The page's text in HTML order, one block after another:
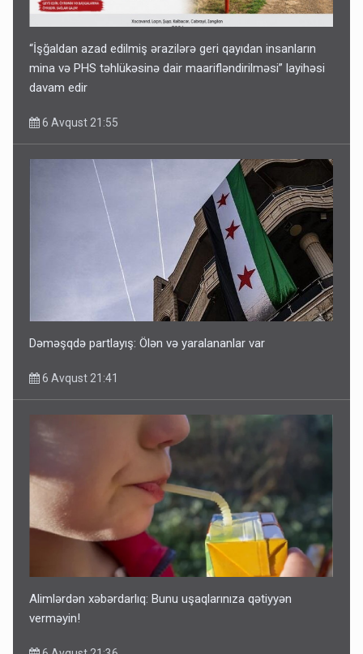
“İşğaldan azad edilmiş ərazilərə geri qayıdan insanların
mina və PHS təhlükəsinə dair maarifləndirilməsi” layihəsi
davam edir
6 Avqust 21:55
Dəməşqdə partlayış: Ölən və yaralananlar var
6 Avqust 21:41
Alimlərdən xəbərdarlıq: Bunu uşaqlarınıza qətiyyən
verməyin!